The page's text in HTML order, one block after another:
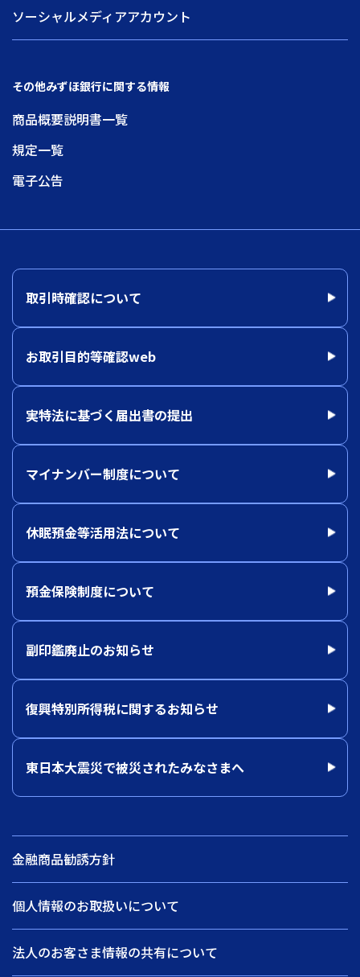
ソーシャルメディアアカウント
その他みずほ銀行に関する情報
商品概要説明書一覧
規定一覧
電子公告
取引時確認について
お取引目的等確認web
実特法に基づく届出書の提出
マイナンバー制度について
休眠預金等活用法について
預金保険制度について
副印鑑廃止のお知らせ
復興特別所得税に関するお知らせ
東日本大震災で被災されたみなさまへ
金融商品勧誘方針
個人情報のお取扱いについて
法人のお客さま情報の共有について